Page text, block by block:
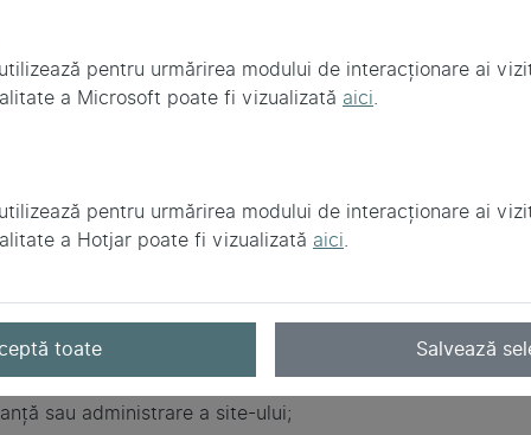
primiți informări din partea Fundației Alber, vom folosi
alte inițiative.
solicitare la adresacontact@fundatiaalber.rosau prin
datele
este necesar, către:
sau administrare a site-ului;
pentru urmărirea modului de interacționare ai
a Microsoft poate fi vizualizată aici.
pentru urmărirea modului de interacționare ai
a Hotjar poate fi vizualizată aici.
toate Salvează